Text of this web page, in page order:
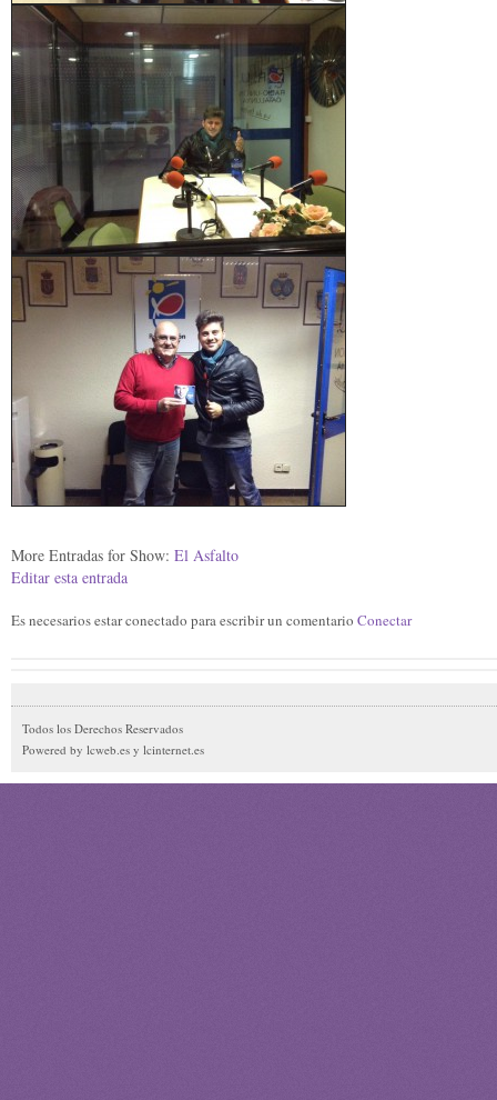
More Entradas for Show: El Asfalto
Editar esta entrada
Es necesarios estar conectado para escribir un comentario Conectar
Todos los Derechos Reservados
Powered by lcweb.es y lcinternet.es